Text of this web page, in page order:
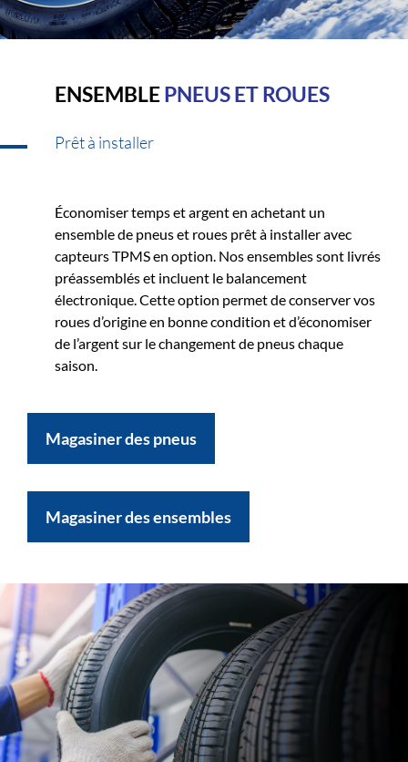
ENSEMBLEPNEUS ET ROUES
Prêt à installer
Économiser temps et argent en achetant un
ensemble de pneus et roues prêt à installer avec
capteurs TPMS en option. Nos ensembles sont livrés
préassemblés et incluent le balancement
électronique. Cette option permet de conserver vos
roues d’origine en bonne condition et d’économiser
de l’argent sur le changement de pneus chaque
saison.
Magasiner des pneus
Magasiner des ensembles